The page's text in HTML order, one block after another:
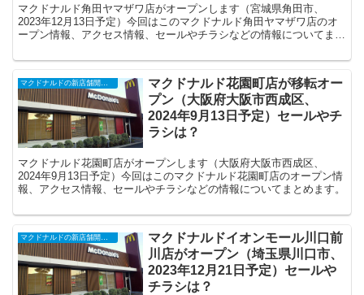
マクドナルド角田ヤマザワ店がオープンします（宮城県角田市、
2023年12月13日予定）今回はこのマクドナルド角田ヤマザワ店のオ
ープン情報、アクセス情報、セールやチラシなどの情報についてまと
マクドナルド花園町店が移転オー
プン（大阪府大阪市西成区、
2024年9月13日予定）セールやチ
ラシは？
マクドナルド花園町店がオープンします（大阪府大阪市西成区、
2024年9月13日予定）今回はこのマクドナルド花園町店のオープン情
報、アクセス情報、セールやチラシなどの情報についてまとめます。
マクドナルドの新店舗開店・閉店・オープンセール（2025年）
マクドナルドイオンモール川口前
川店がオープン（埼玉県川口市、
2023年12月21日予定）セールや
チラシは？